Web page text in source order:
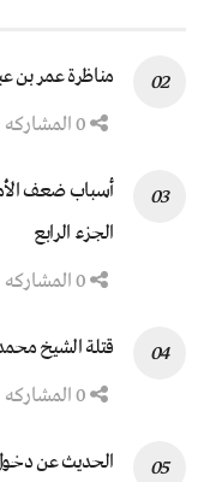
مناظرة عمر بن
أسباب ضعف
الجزء الرابع
قتلة الشيخ
الحديث عن